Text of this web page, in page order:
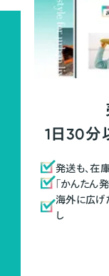
1日30分
発送も、在
「かんたん
海外に広げ
し